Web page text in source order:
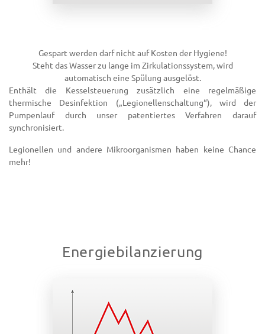
Gespart werden darf nicht auf Kosten der Hygiene!
Steht das Wasser zu lange im Zirkulationssystem, wird
automatisch eine Spülung ausgelöst.
Enthält die Kesselsteuerung zusätzlich eine regelmäßige
thermische Desinfektion („Legionellenschaltung“), wird der
Pumpenlauf durch unser patentiertes Verfahren darauf
synchronisiert.
Legionellen und andere Mikroorganismen haben keine Chance
mehr!
Energiebilanzierung